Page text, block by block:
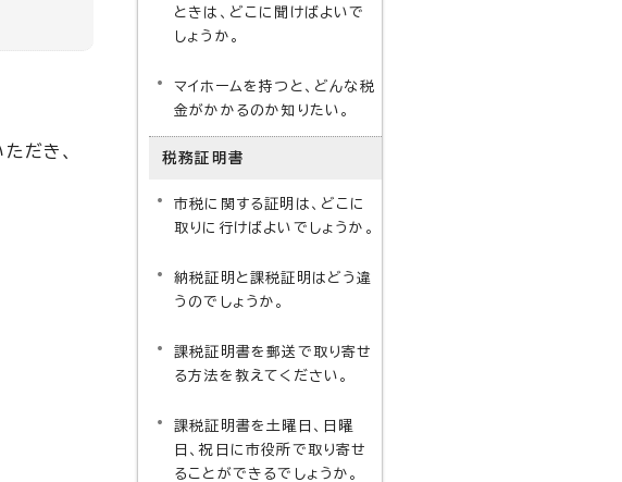
だき、
ときは、どこに聞けばよいで
しょうか。
マイホームを持つと、どんな税
金がかかるのか知りたい。
税務証明書
市税に関する証明は、どこに
取りに行けばよいでしょうか。
納税証明と課税証明はどう違
うのでしょうか。
課税証明書を郵送で取り寄せ
る方法を教えてください。
課税証明書を土曜日、日曜
日、祝日に市役所で取り寄せ
ることができるでしょうか。